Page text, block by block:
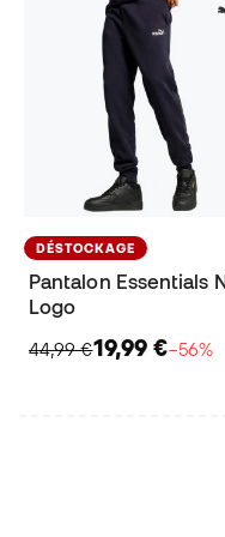
DÉSTOCKAGE
Pantalon Essentials
Logo
44,99 €19,99 €−56%